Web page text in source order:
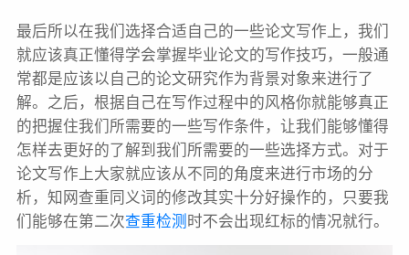
最后所以在我们选择合适自己的一些论文写作上，我们
就应该真正懂得学会掌握毕业论文的写作技巧，一般通
常都是应该以自己的论文研究作为背景对象来进行了
解。之后，根据自己在写作过程中的风格你就能够真正
的把握住我们所需要的一些写作条件，让我们能够懂得
怎样去更好的了解到我们所需要的一些选择方式。对于
论文写作上大家就应该从不同的角度来进行市场的分
析，知网查重同义词的修改其实十分好操作的，只要我
们能够在第二次查重检测 时不会出现红标的情况就行。